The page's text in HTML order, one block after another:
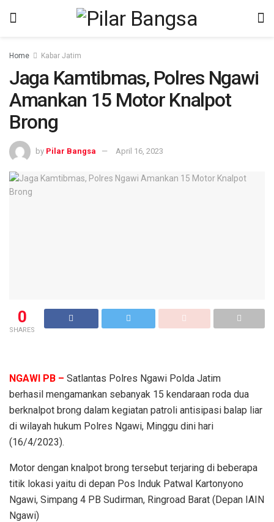
Home Kabar Jatim
Jaga Kamtibmas, Polres Ngawi
Amankan 15 Motor Knalpot
Brong
by Pilar Bangsa April 16, 2023
0
SHARES
NGAWI PB – Satlantas Polres Ngawi Polda Jatim
berhasil mengamankan sebanyak 15 kendaraan roda dua
berknalpot brong dalam kegiatan patroli antisipasi balap liar
di wilayah hukum Polres Ngawi, Minggu dini hari
(16/4/2023).
Motor dengan knalpot brong tersebut terjaring di beberapa
titik lokasi yaitu di depan Pos Induk Patwal Kartonyono
Ngawi, Simpang 4 PB Sudirman, Ringroad Barat (Depan IAIN
Ngawi)